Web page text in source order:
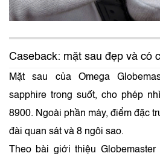
Caseback: mặt sau đẹp và có
Mặt sau của Omega
sapphire trong suốt, cho phép
8900. Ngoài phần máy, điểm đặc
đài quan sát và 8 ngôi sao.
Theo bài giới thiệu